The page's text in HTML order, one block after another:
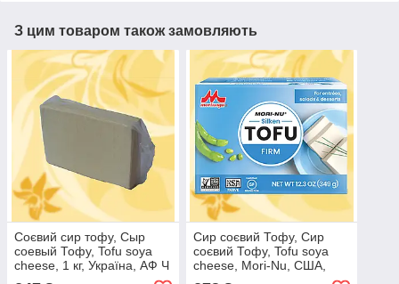
З цим товаром також замовляють
Соєвий сир тофу, Сыр
соевый Тофу, Tofu soya
cheese, 1 кг, Україна, АФ Ч
Сир соєвий Тофу, Сир
соєвий Тофу, Tofu soya
cheese, Mori-Nu, США,